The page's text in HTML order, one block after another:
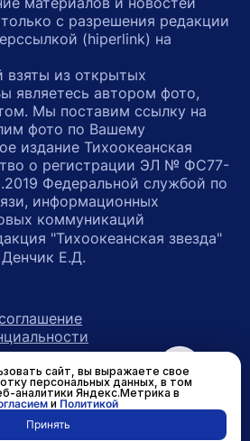
с разрешения редакции
(hiperlink) на
взяты из открытых
являетесь автором фото,
Мы поставим ссылку на
фото по Вашему
издание Тихоокеанская
о регистрации ЭЛ № ФС77-
Федеральной службой по
информационных
коммуникаций
"Тихоокеанская звезда"
Е.Д.
ссылка на главную
16+
ссылка на страницу в Вконтакте
ссылка на страницу в
ссылка на канал в
в
сайт, вы выражаете свое
персональных данных, в том
аналитики Яндекс.Метрика в
и Политикой
Принять